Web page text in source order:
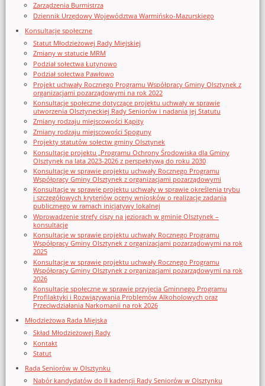
Zarządzenia Burmistrza
Dziennik Urzędowy Województwa Warmińsko-Mazurskiego
Konsultacje społeczne
Statut Młodzieżowej Rady Miejskiej
Zmiany w statucie MRM
Podział sołectwa Łutynowo
Podział sołectwa Pawłowo
Projekt uchwały Rocznego Programu Współpracy Gminy Olsztynek z
organizacjami pozarządowymi na rok 2022
Konsultacje społeczne dotyczące projektu uchwały w sprawie
utworzenia Olsztyneckiej Rady Seniorów i nadania jej Statutu
Zmiany rodzaju miejscowości Kąpity
Zmiany rodzaju miejscowości Spoguny
Projekty statutów sołectw gminy Olsztynek
Konsultacje projektu „Programu Ochrony Środowiska dla Gminy
Olsztynek na lata 2023-2026 z perspektywą do roku 2030
Konsultacje w sprawie projektu uchwały Rocznego Programu
Współpracy Gminy Olsztynek z organizacjami pozarządowymi
Konsultacje w sprawie projektu uchwały w sprawie określenia trybu
i szczegółowych kryteriów oceny wniosków o realizację zadania
publicznego w ramach inicjatywy lokalnej
Wprowadzenie strefy ciszy na jeziorach w gminie Olsztynek –
konsultacje
Konsultacje w sprawie projektu uchwały Rocznego Programu
Współpracy Gminy Olsztynek z organizacjami pozarządowymi na rok
2025
Konsultacje w sprawie projektu uchwały Rocznego Programu
Współpracy Gminy Olsztynek z organizacjami pozarządowymi na rok
2026
Konsultacje społeczne w sprawie przyjęcia Gminnego Programu
Profilaktyki i Rozwiązywania Problemów Alkoholowych oraz
Przeciwdziałania Narkomanii na rok 2026
Młodzieżowa Rada Miejska
Skład Młodzieżowej Rady
Kontakt
Statut
Rada Seniorów w Olsztynku
Nabór kandydatów do II kadencji Rady Seniorów w Olsztynku